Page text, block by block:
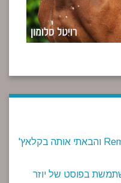
השתתפתי בסטרים של Remnant 2 והבאתי אותה בקלאץ'
בפוסט של יוזר